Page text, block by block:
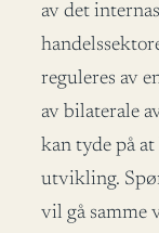
av det
reguleres av
av bilaterale
kan tyde på
utvikling.
vil gå samme